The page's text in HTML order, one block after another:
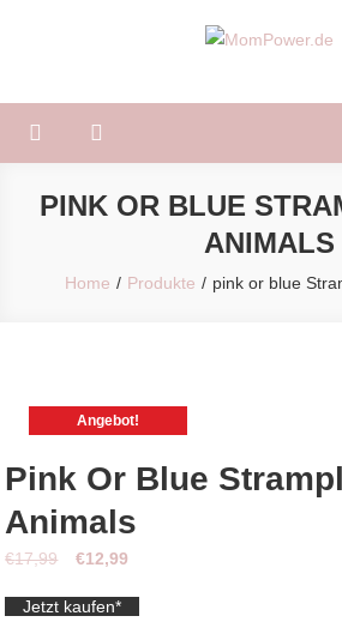
PINK OR BLUE
ANIMALS
Home Produkte pink or blue
Angebot!
Pink Or Blue
Animals
€17,99
Ursprünglicher
war:
€12,99
ist:
Jetzt kaufen*